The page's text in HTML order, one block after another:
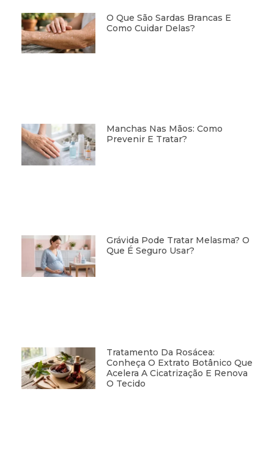
O Que São Sardas Brancas E
Como Cuidar Delas?
Manchas Nas Mãos: Como
Prevenir E Tratar?
Grávida Pode Tratar Melasma? O
Que É Seguro Usar?
Tratamento Da Rosácea:
Conheça O Extrato Botânico Que
Acelera A Cicatrização E Renova
O Tecido